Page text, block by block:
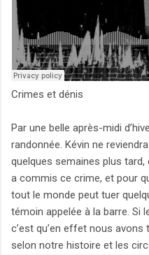
Crimes et dénis
Par une belle après-midi
randonnée. Kévin ne
quelques semaines plus tard,
a commis ce crime, et pour
tout le monde peut tuer
témoin appelée à la barre. Si
c’est qu’en effet nous avons
selon notre histoire et les